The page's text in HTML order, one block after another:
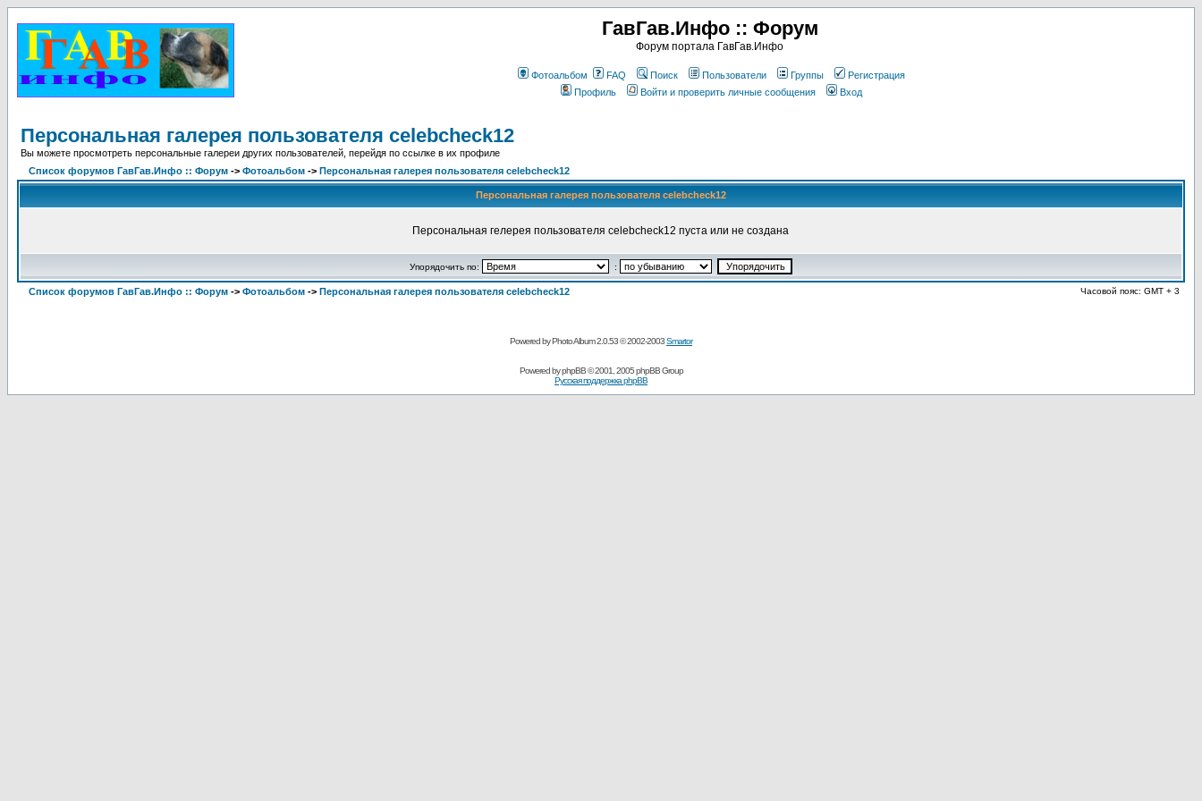
ГавГав.Инфо :: Форум
Форум портала ГавГав.Инфо
Фотоальбом FAQ Поиск Пользователи Группы
Регистрация
Профиль
Войти и проверить личные сообщения Вход
Персональная галерея пользователя celebcheck12
Вы можете просмотреть персональные галереи других пользователей, перейдя по ссылке в их профиле
Список форумов ГавГав.Инфо :: Форум -> Фотоальбом -> Персональная галерея пользователя celebcheck12
Персональная галерея пользователя celebcheck12
Персональная гелерея пользователя celebcheck12 пуста или не создана
Упорядочить по: :
Список форумов ГавГав.Инфо :: Форум -> Фотоальбом -> Персональная галерея пользователя celebcheck12 Часовой пояс: GMT + 3
Powered by Photo Album 2.0.53 © 2002-2003Smartor
Powered byphpBB© 2001, 2005 phpBB Group
Русская поддержка phpBB